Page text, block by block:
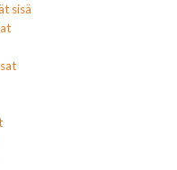
sisä